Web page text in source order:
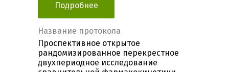
Подробнее
Название протокола
Проспективное открытое
рандомизированное перекрестное
двухпериодное исследование